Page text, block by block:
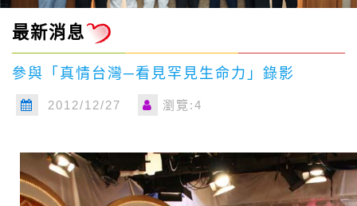
最新消息
參與「真情台灣─看見罕見生命力」錄影
2012/12/27 瀏覽:4